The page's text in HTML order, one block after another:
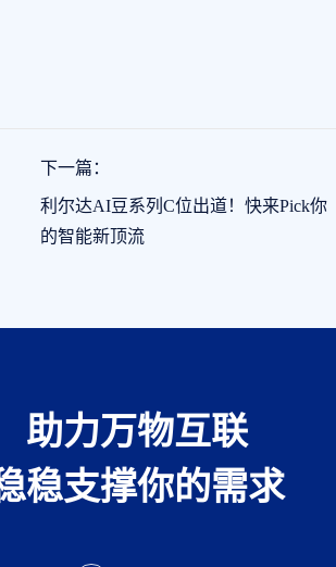
下一篇：
利尔达AI豆系列C位出道！快来Pick你
的智能新顶流
助力万物互联
稳支撑你的需求